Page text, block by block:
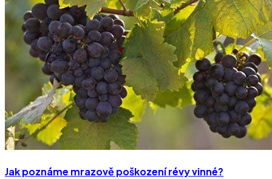
Jak poznáme mrazově poškození révy vinné?